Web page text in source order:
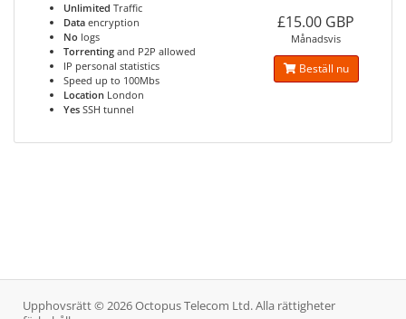
Unlimited Traffic
Data encryption
No logs
Torrenting and P2P allowed
IP personal statistics
Speed up to 100Mbs
Location London
Yes SSH tunnel
£15.00 GBP
Månadsvis
Beställ nu
Upphovsrätt © 2026 Octopus Telecom Ltd. Alla rättigheter